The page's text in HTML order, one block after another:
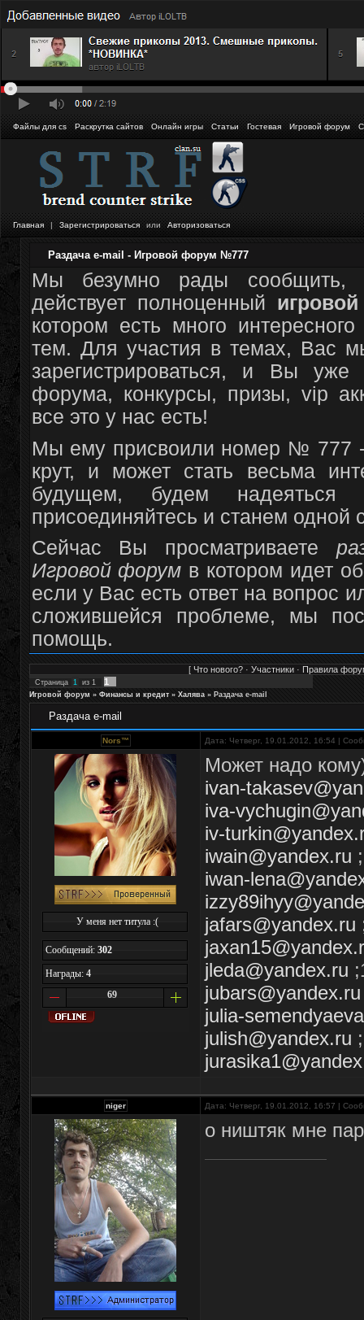
Файлы для cs Раскрутка сайтов Онлайн игры Статьи Гостевая Игровой форум
Главная | Зарегистрироваться или Авторизоваться
Раздача e-mail - Игровой форум №777
Мы безумно рады
действует полноценный
котором есть много
тем. Для участия в темах, Вас
зарегистрироваться, и Вы уже
форума, конкурсы, призы, vip
все это у нас есть!
Мы ему присвоили номер № 777 -
крут, и может стать весьма
будущем, будем
присоединяйтесь и станем одной
Сейчас Вы просматриваете
Игровой форум в котором идет
если у Вас есть ответ на вопрос
сложившейся проблеме, мы
помощь.
[ Что нового?· Участники· Правила
Страница 1 из 1 1
Игровой форум » Финансы и кредит » Халява » Раздача e-mail
Раздача e-mail
Nors™ Дата: Четверг, 19.01.2012, 16:54 |
У меня нет титула :(
Сообщений: 302
Награды: 4
69
Может надо
ivan-
iva-
iv-
iwain@yandex.ru
iwan-
jafars@yandex.ru
jleda@yandex.ru
jubars@yandex.ru
julia-
julish@yandex.ru
niger Дата: Четверг, 19.01.2012, 16:57 |
о ништяк мне